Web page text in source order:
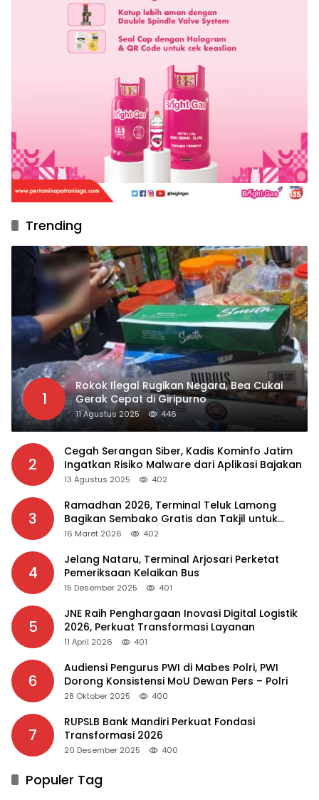
Trending
1
Rokok Ilegal Rugikan Negara, Bea Cukai
Gerak Cepat di Giripurno
11 Agustus 2025 446
2
Cegah Serangan Siber, Kadis Kominfo Jatim
Ingatkan Risiko Malware dari Aplikasi Bajakan
13 Agustus 2025 402
3
Ramadhan 2026, Terminal Teluk Lamong
Bagikan Sembako Gratis dan Takjil untuk
Masyarakat
16 Maret 2026 402
4
Jelang Nataru, Terminal Arjosari Perketat
Pemeriksaan Kelaikan Bus
15 Desember 2025 401
5
JNE Raih Penghargaan Inovasi Digital Logistik
2026, Perkuat Transformasi Layanan
11 April 2026 401
6
Audiensi Pengurus PWI di Mabes Polri, PWI
Dorong Konsistensi MoU Dewan Pers – Polri
28 Oktober 2025 400
7
RUPSLB Bank Mandiri Perkuat Fondasi
Transformasi 2026
20 Desember 2025 400
Populer Tag